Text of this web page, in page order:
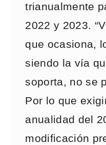
trianualmente
2022 y 2023.
que ocasiona,
siendo la vía
soporta, no se
Por lo que
anualidad del
modificación